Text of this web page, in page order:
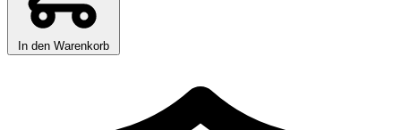
In den Warenkorb